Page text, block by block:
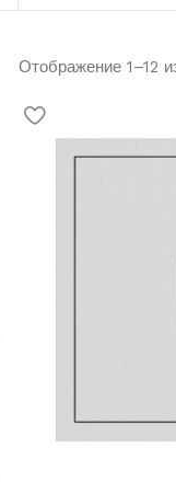
Отображение 1–12